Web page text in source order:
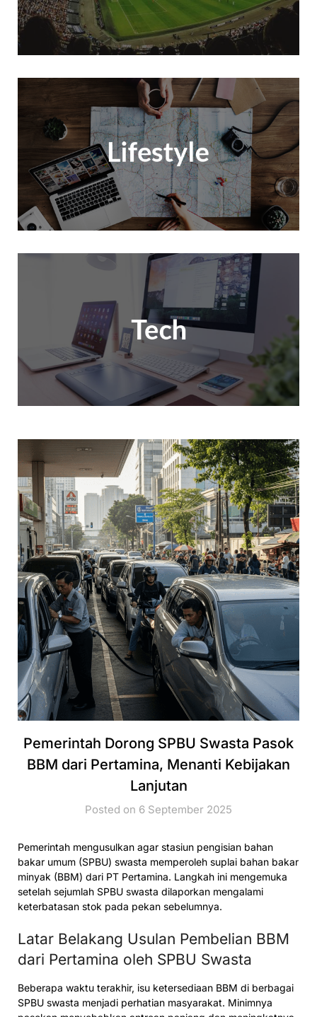
Pemerintah Dorong SPBU Swasta Pasok
BBM dari Pertamina, Menanti Kebijakan
Lanjutan
Posted on 6 September 2025
Pemerintah mengusulkan agar stasiun pengisian bahan
bakar umum (SPBU) swasta memperoleh suplai bahan bakar
minyak (BBM) dari PT Pertamina. Langkah ini mengemuka
setelah sejumlah SPBU swasta dilaporkan mengalami
keterbatasan stok pada pekan sebelumnya.
Latar Belakang Usulan Pembelian BBM
dari Pertamina oleh SPBU Swasta
Beberapa waktu terakhir, isu ketersediaan BBM di berbagai
SPBU swasta menjadi perhatian masyarakat. Minimnya